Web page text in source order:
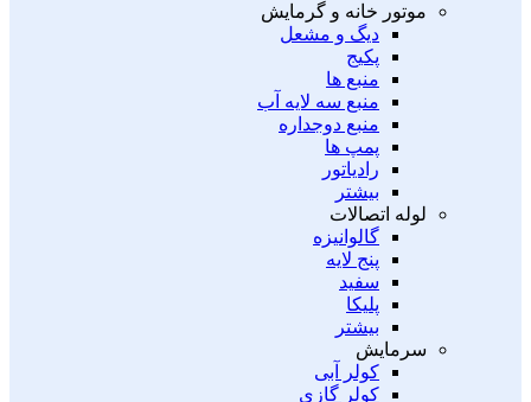
موتور خانه و گرمایش
دیگ و مشعل
پکیج
منبع ها
منبع سه لایه آب
منبع دوجداره
پمپ ها
رادیاتور
بیشتر
لوله اتصالات
گالوانیزه
پنج لایه
سفید
پلیکا
بیشتر
سرمایش
کولر آبی
کولر گازی